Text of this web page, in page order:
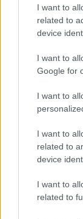
I want to
related to
device
I want to
Google for
I want to
I want to
related to
device
I want to
related to
1 nap 6 óra 12
Leeds Unitedvs
ELŐZŐ